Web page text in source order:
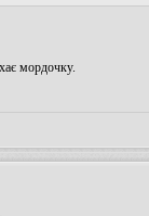
мордочку.